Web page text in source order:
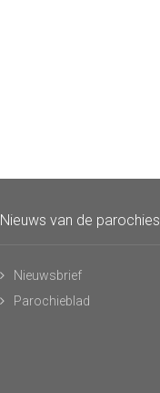
Nieuws van de parochies
Nieuwsbrief
Parochieblad